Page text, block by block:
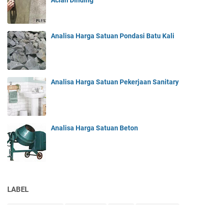
Analisa Harga Satuan Pondasi Batu Kali
Analisa Harga Satuan Pekerjaan Sanitary
Analisa Harga Satuan Beton
LABEL